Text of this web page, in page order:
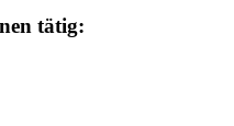
tätig: